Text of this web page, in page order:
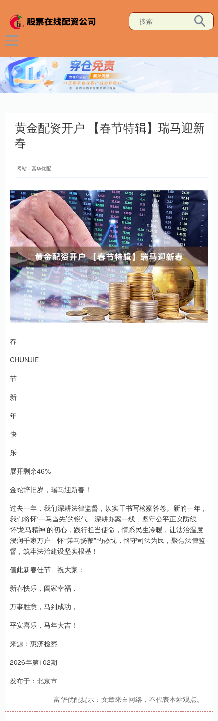
黄金配资开户 【春节特辑】瑞马迎新
春
网站：富华优配
春
CHUNJIE
节
新
年
快
乐
展开剩余46%
金蛇辞旧岁，瑞马迎新春！
过去一年，我们深耕法律监督，以实干书写检察答卷。新的一年，
我们将怀‘一马当先’的锐气，深耕办案一线，坚守公平正义防线！
怀‘龙马精神’的初心，践行担当使命，情系民生冷暖，让法治温度
浸润千家万户！怀“策马扬鞭”的热忱，恪守司法为民，聚焦法律监
督，筑牢法治建设坚实根基！
值此新春佳节，祝大家：
新春快乐，阖家幸福，
万事胜意，马到成功，
平安喜乐，马年大吉！
来源：惠济检察
2026年第102期
发布于：北京市
富华优配提示：文章来自网络，不代表本站观点。